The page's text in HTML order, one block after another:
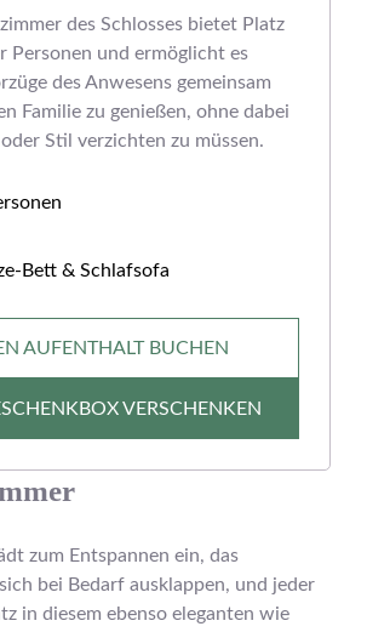
des Schlosses bietet Platz
Personen und ermöglicht es
des Anwesens gemeinsam
Familie zu genießen, ohne dabei
Stil verzichten zu müssen.
Bett & Schlafsofa
AUFENTHALT BUCHEN
VERSCHENKEN
zum Entspannen ein, das
bei Bedarf ausklappen, und jeder
in diesem ebenso eleganten wie